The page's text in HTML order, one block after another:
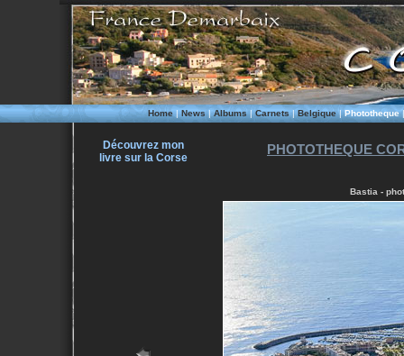
Home|News|Albums|Carnets|Belgique|Phototheque
Découvrez mon
livre sur la Corse
PHOTOTHEQUE
Bastia -